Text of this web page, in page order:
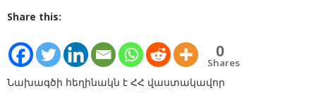
Share this:
0
Shares
Նախագծի հեղինակն է ՀՀ վաստակավոր